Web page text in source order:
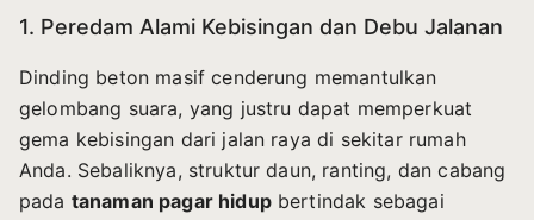
1. Peredam Alami Kebisingan dan Debu Jalanan
Dinding beton masif cenderung memantulkan
gelombang suara, yang justru dapat memperkuat
gema kebisingan dari jalan raya di sekitar rumah
Anda. Sebaliknya, struktur daun, ranting, dan cabang
pada tanaman pagar hidupbertindak sebagai